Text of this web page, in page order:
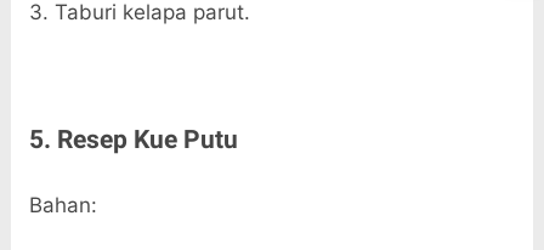
3. Taburi kelapa parut.
5. Resep Kue Putu
Bahan: